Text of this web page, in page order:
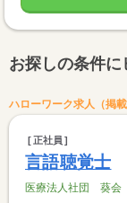
お探しの条件
ハローワーク求人（掲
正社員
言語聴覚士
医療法人社団 葵会